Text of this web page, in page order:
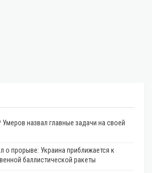
назвал главные задачи на своей
о прорыве: Украина приближается к
баллистической ракеты